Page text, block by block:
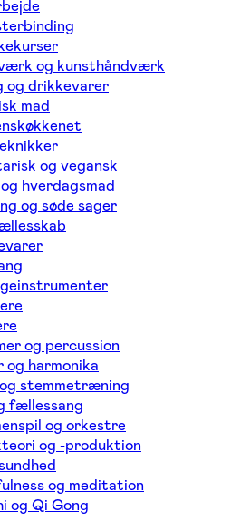
og kunsthåndværk
og drikkevarer
mad
og vegansk
hverdagsmad
og søde sager
og percussion
og harmonika
stemmetræning
fællessang
og orkestre
og -produktion
og meditation
og Qi Gong